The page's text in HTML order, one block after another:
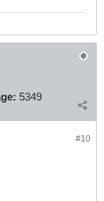
5349
#10